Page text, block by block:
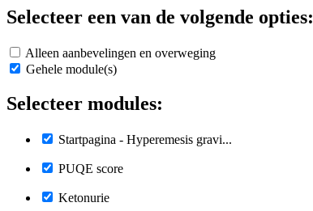
Selecteer een van de volgende opties:
Alleen aanbevelingen en overweging
Gehele module(s)
Selecteer modules:
Startpagina - Hyperemesis gravi...
PUQE score
Ketonurie